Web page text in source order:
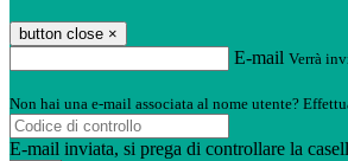
button close ×
E-mail Verrà
Non hai una e-mail associata al nome utente?
E-mail inviata, si prega di controllare la